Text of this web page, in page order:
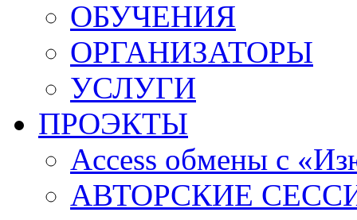
ОБУЧЕНИЯ
ОРГАНИЗАТОРЫ
УСЛУГИ
ПРОЭКТЫ
Access обмены с
АВТОРСКИЕ